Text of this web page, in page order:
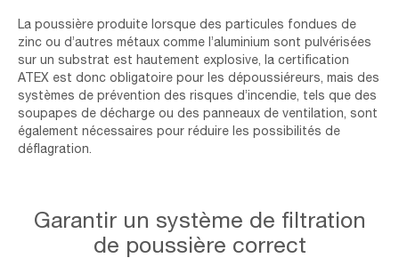
La poussière produite lorsque des particules fondues de
zinc ou d’autres métaux comme l’aluminium sont pulvérisées
sur un substrat est hautement explosive, la certification
ATEX est donc obligatoire pour les dépoussiéreurs, mais des
systèmes de prévention des risques d’incendie, tels que des
soupapes de décharge ou des panneaux de ventilation, sont
également nécessaires pour réduire les possibilités de
déflagration.
Garantir un système de filtration
de poussière correct